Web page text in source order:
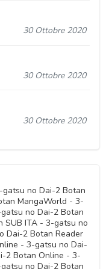
30 Ottobre 2020
30 Ottobre 2020
30 Ottobre 2020
no Dai-2 Botan
MangaWorld - 3-
no Dai-2 Botan
SUB ITA - 3-gatsu no
Dai-2 Botan Reader
- 3-gatsu no Dai-
2 Botan Online - 3-
no Dai-2 Botan